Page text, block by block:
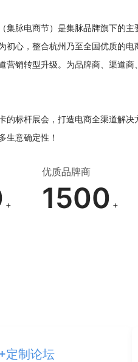
集脉电商节）是集脉品牌旗下的
初心，整合杭州乃至全国优质的
营销转型升级。为品牌商、渠道
的标杆展会，打造电商全渠道解
生意确定性！
+
优质品牌商
1500 +
定制论坛